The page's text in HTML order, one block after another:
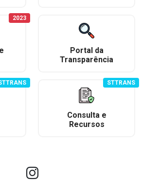
2023
Portal da
Transparência
Consulta e
Recursos
STTRANS